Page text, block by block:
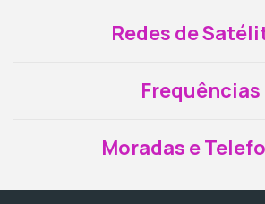
Redes de
Frequências
Moradas e